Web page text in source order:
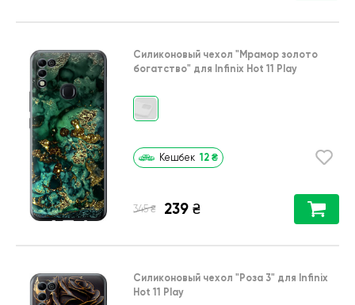
Силиконовый чехол "Мрамор золото
богатство" для Infinix Hot 11 Play
Кешбек 12 ₴
345 ₴ 239 ₴
Силиконовый чехол "Роза 3" для Infinix
Hot 11 Play